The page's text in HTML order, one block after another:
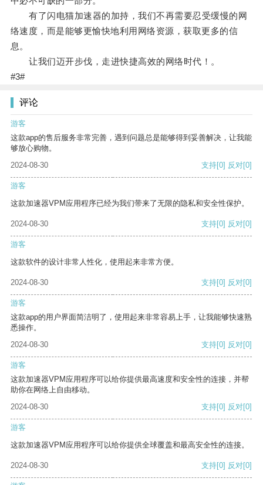
有了闪电猫加速器的加持，我们不再需要忍受缓慢的网
络速度，而是能够更愉快地利用网络资源，获取更多的信
息。
让我们迈开步伐，走进快捷高效的网络时代！。
#3#
评论
游客
这款app的售后服务非常完善，遇到问题总是能够得到妥善解决，让我能
够放心购物。
2024-08-30
支持[0] 反对[0]
游客
这款加速器VPM应用程序已经为我们带来了无限的隐私和安全性保护。
2024-08-30 支持[0] 反对[0]
游客
这款软件的设计非常人性化，使用起来非常方便。
2024-08-30 支持[0] 反对[0]
游客
这款app的用户界面简洁明了，使用起来非常容易上手，让我能够快速熟
悉操作。
2024-08-30
支持[0] 反对[0]
游客
这款加速器VPM应用程序可以给你提供最高速度和安全性的连接，并帮
助你在网络上自由移动。
2024-08-30
支持[0] 反对[0]
游客
这款加速器VPM应用程序可以给你提供全球覆盖和最高安全性的连接。
2024-08-30 支持[0] 反对[0]